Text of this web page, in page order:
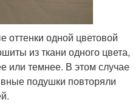
оттенки одной цветовой
из ткани одного цвета,
или темнее. В этом случае
подушки повторяли